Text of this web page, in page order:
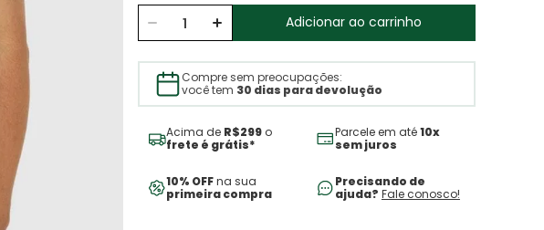
Adicionar ao carrinho
Compre sem preocupações:
você tem 30 dias para devolução
Acima de R$299o
frete é grátis*
Parcele em até10x
sem juros
10% OFFna sua
primeira compra
Precisando de
ajuda? Fale conosco!